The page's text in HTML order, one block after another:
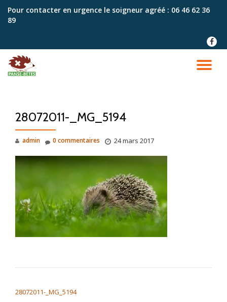
Aller
Pour contacter en urgence le soigneur agréé : 06 46 62 36
89
fa-
28072011-_MG_5194
admin 24 mars 2017
0 commentaires
28072011-_MG_5194